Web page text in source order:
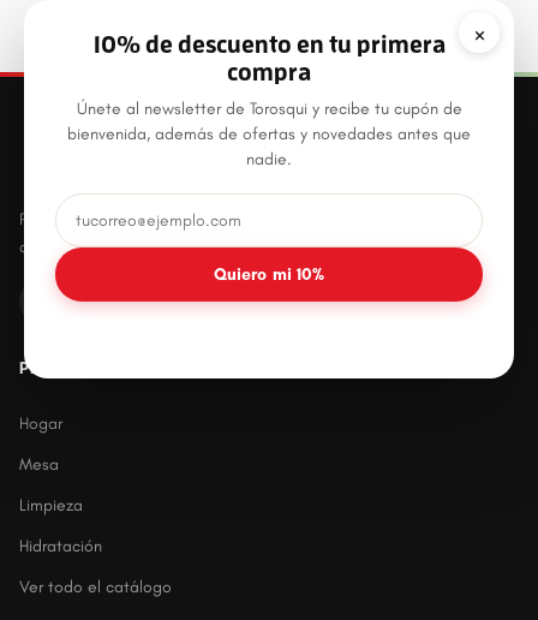
×
10% de descuento en tu primera
compra
Únete al newsletter de Torosqui y recibe tu cupón de
bienvenida, además de ofertas y novedades antes que
nadie.
Quiero mi 10%
Productos plásticos innovadores, prácticos y
duraderos para el hogar mexicano.
PRODUCTOS
Hogar
Mesa
Limpieza
Hidratación
Ver todo el catálogo